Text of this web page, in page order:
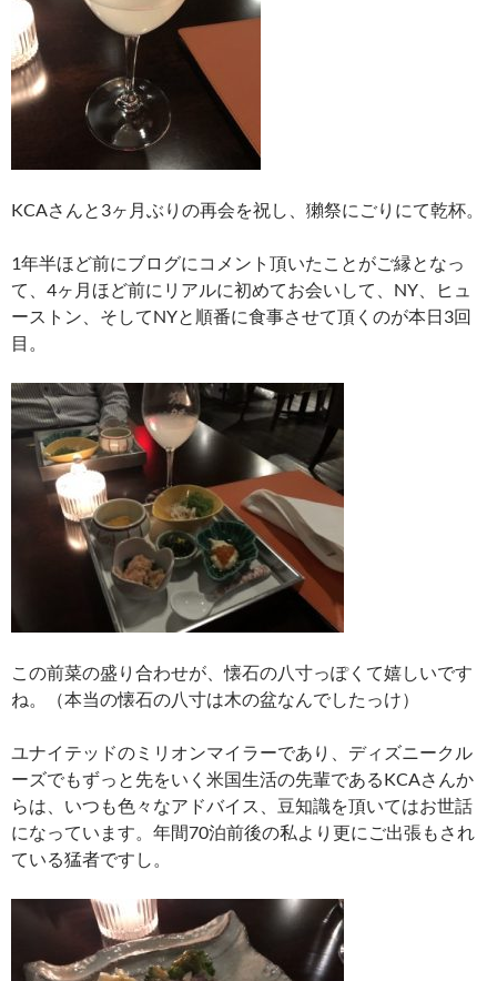
KCAさんと3ヶ月ぶりの再会を祝し、獺祭にごりにて乾杯。
1年半ほど前にブログにコメント頂いたことがご縁となっ
て、4ヶ月ほど前にリアルに初めてお会いして、NY、ヒュ
ーストン、そしてNYと順番に食事させて頂くのが本日3回
目。
この前菜の盛り合わせが、懐石の八寸っぽくて嬉しいです
ね。（本当の懐石の八寸は木の盆なんでしたっけ）
ユナイテッドのミリオンマイラーであり、ディズニークル
ーズでもずっと先をいく米国生活の先輩であるKCAさんか
らは、いつも色々なアドバイス、豆知識を頂いてはお世話
になっています。年間70泊前後の私より更にご出張もされ
ている猛者ですし。